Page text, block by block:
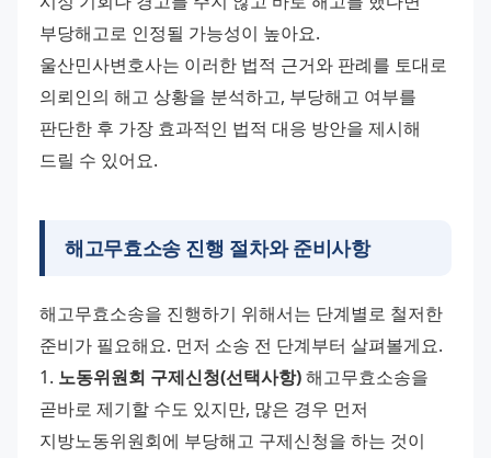
부당해고로 인정될 가능성이 높아요.
울산민사변호사는 이러한 법적 근거와 판례를 토대로
의뢰인의 해고 상황을 분석하고, 부당해고 여부를
판단한 후 가장 효과적인 법적 대응 방안을 제시해
드릴 수 있어요.
해고무효소송 진행 절차와 준비사항
해고무효소송을 진행하기 위해서는 단계별로 철저한
준비가 필요해요. 먼저 소송 전 단계부터 살펴볼게요.
1. 노동위원회 구제신청(선택사항) 해고무효소송을
곧바로 제기할 수도 있지만, 많은 경우 먼저
지방노동위원회에 부당해고 구제신청을 하는 것이